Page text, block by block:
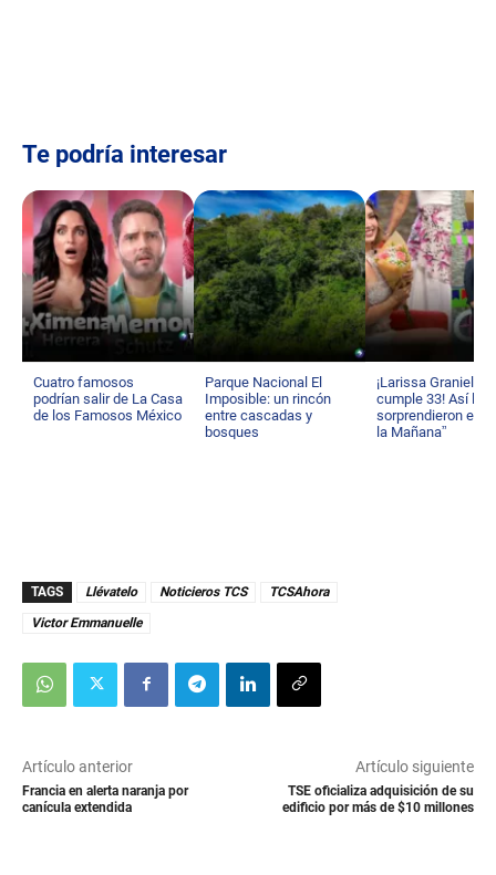
Te podría interesar
Cuatro famosos
podrían salir de La Casa
de los Famosos México
Parque Nacional El
Imposible: un rincón
entre cascadas y
bosques
¡Larissa Graniello
cumple 33! Así la
sorprendieron en
la Mañana”
TAGS Llévatelo Noticieros TCS
TCSAhora
Victor Emmanuelle
Artículo anterior
Francia en alerta naranja por
canícula extendida
Artículo siguiente
TSE oficializa adquisición de su
edificio por más de $10 millones